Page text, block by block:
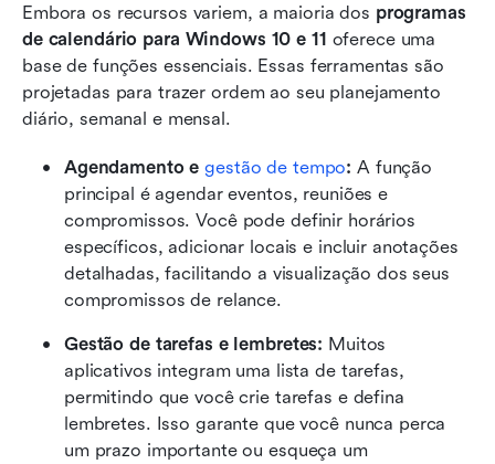
Embora os recursos variem, a maioria dos programas
de calendário para Windows 10 e 11 oferece uma
base de funções essenciais. Essas ferramentas são
projetadas para trazer ordem ao seu planejamento
diário, semanal e mensal.
Agendamento e gestão de tempo: A função
principal é agendar eventos, reuniões e
compromissos. Você pode definir horários
específicos, adicionar locais e incluir anotações
detalhadas, facilitando a visualização dos seus
compromissos de relance.
Gestão de tarefas e lembretes: Muitos
aplicativos integram uma lista de tarefas,
permitindo que você crie tarefas e defina
lembretes. Isso garante que você nunca perca
um prazo importante ou esqueça um